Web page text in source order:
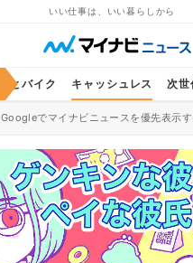
いい仕事は、いい暮らしから
車とバイク キャッシュレス 次世
Googleでマイナビニュースを優先表示